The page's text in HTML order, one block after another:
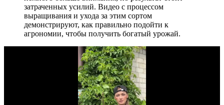
затраченных усилий. Видео с процессом
выращивания и ухода за этим сортом
демонстрируют, как правильно подойти к
агрономии, чтобы получить богатый урожай.